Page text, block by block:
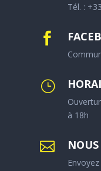
Tél. :

}
à 18h
